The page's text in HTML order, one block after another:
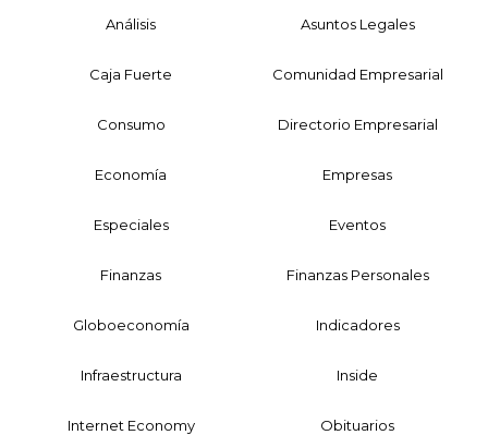
Análisis Asuntos Legales
Caja Fuerte Comunidad Empresarial
Consumo Directorio Empresarial
Economía Empresas
Especiales Eventos
Finanzas Finanzas Personales
Globoeconomía Indicadores
Infraestructura Inside
Internet Economy Obituarios